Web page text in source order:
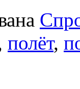
полёт,